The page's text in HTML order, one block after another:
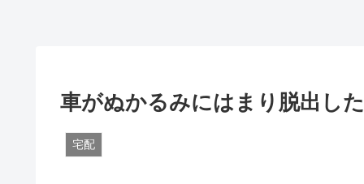
車がぬかるみにはまり脱出し
宅配